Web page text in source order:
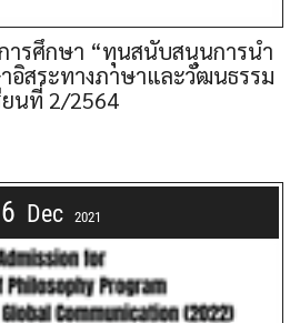
ารศึกษา “ทุนสนับสนุนการนำ
อิสระทางภาษาและวัฒนธรรม
นที่ 2/2564
6 Dec 2021